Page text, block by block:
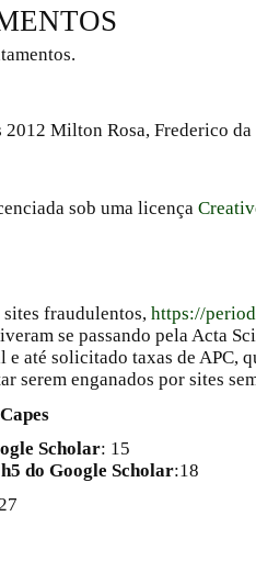
Milton Rosa, Frederico
sob uma licença
fraudulentos, https://
se passando pela Acta
até solicitado taxas de APC,
serem enganados por sites
Scholar: 15
do Google Scholar:18